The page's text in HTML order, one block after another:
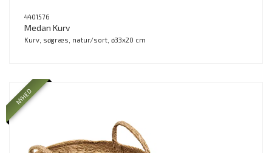
4401576
Medan Kurv
Kurv, søgræs, natur/sort, ø33x20 cm
NYHED